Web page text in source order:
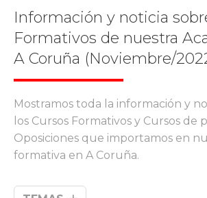
Información y noticia
Formativos de nuestra
A Coruña (Noviembre/
Mostramos toda la información y
los Cursos Formativos y Cursos de
Oposiciones que importamos en
formativa en A Coruña.